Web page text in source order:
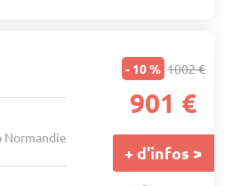
Normandie
- 10 % 1002 €
901 €
+ d'infos >